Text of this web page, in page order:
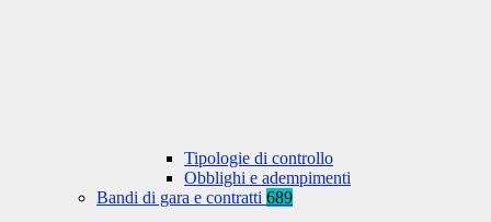
Tipologie di controllo
Obblighi e adempimenti
Bandi di gara e contratti 689